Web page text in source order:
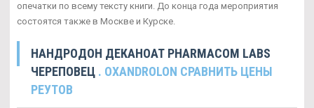
опечатки по всему тексту книги. До конца года мероприятия
состоятся также в Москве и Курске.
НАНДРОДОН ДЕКАНОАТ PHARMACOM LABS
ЧЕРЕПОВЕЦ . OXANDROLON СРАВНИТЬ ЦЕНЫ
РЕУТОВ